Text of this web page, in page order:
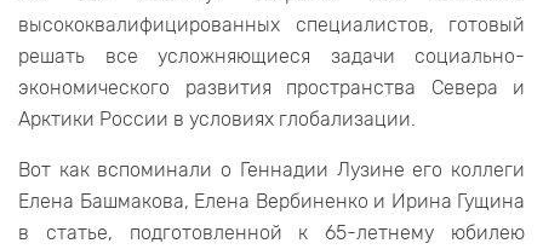
высококвалифицированных специалистов, готовый
решать все усложняющиеся задачи социально-
экономического развития пространства Севера и
Арктики России в условиях глобализации.
Вот как вспоминали о Геннадии Лузине его коллеги
Елена Башмакова, Елена Вербиненко и Ирина Гущина
в статье, подготовленной к 65-летнему юбилею